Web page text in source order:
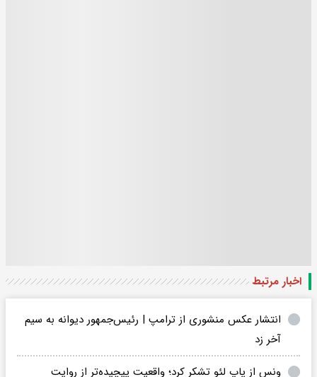
اخبار مرتبط
انتشار عکس منشوری از ترامپ | رئیس‌جمهور دیوانه به سیم
آخر زد
ونس از پاپ لئو تشکر کرد؛ واقعیت پیچیده‌تر از روایت